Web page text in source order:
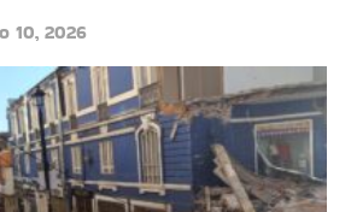
10, 2026